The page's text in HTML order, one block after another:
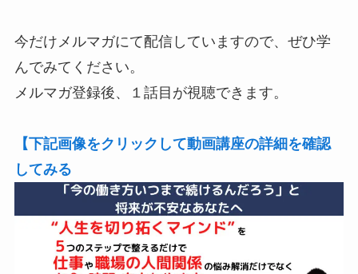
今だけメルマガにて配信していますので、ぜひ学
んでみてください。
メルマガ登録後、１話目が視聴できます。
【下記画像をクリックして動画講座の詳細を確認
してみる